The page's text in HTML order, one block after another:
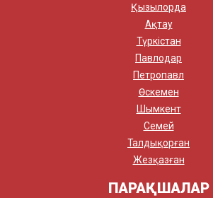
Қызылорда
Ақтау
Түркістан
Павлодар
Петропавл
Өскемен
Шымкент
Семей
Талдықорған
Жезқазған
ПАРАҚШАЛАР